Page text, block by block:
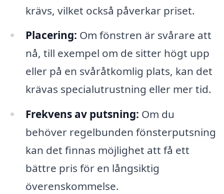
krävs, vilket också påverkar priset.
Placering: Om fönstren är svårare att
nå, till exempel om de sitter högt upp
eller på en svåråtkomlig plats, kan det
krävas specialutrustning eller mer tid.
Frekvens av putsning: Om du
behöver regelbunden fönsterputsning
kan det finnas möjlighet att få ett
bättre pris för en långsiktig
överenskommelse.